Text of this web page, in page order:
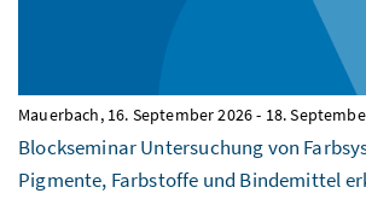
Mauerbach, 16. September 2026- 18.
Blockseminar Untersuchung von
Pigmente, Farbstoffe und Bindemittel